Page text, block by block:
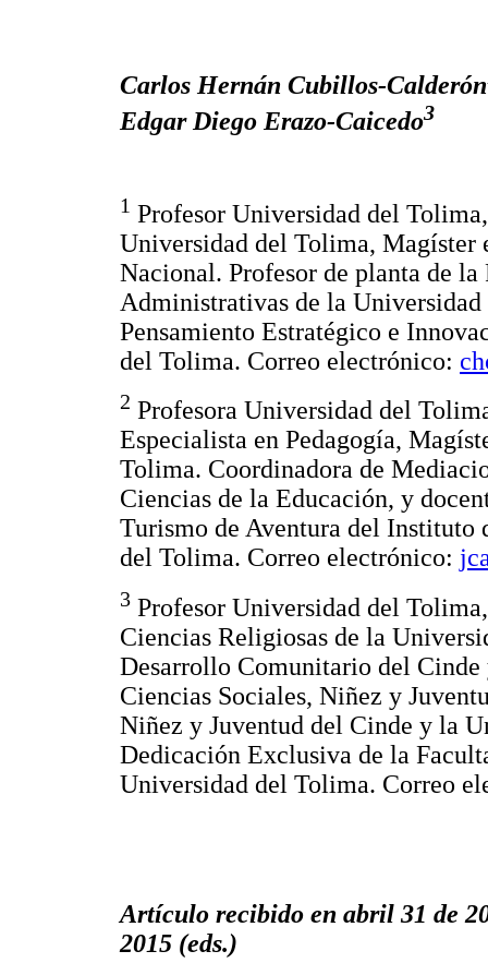
Carlos Hernán Cubillos-Calderón
Edgar Diego Erazo-Caicedo3
1 Profesor Universidad del
Universidad del Tolima,
Nacional. Profesor de planta de
Administrativas de la
Pensamiento Estratégico e
del Tolima. Correo electrónico:
2 Profesora Universidad del
Especialista en Pedagogía,
Tolima. Coordinadora de
Ciencias de la Educación, y
Turismo de Aventura del Instituto
del Tolima. Correo electrónico:
3 Profesor Universidad del
Ciencias Religiosas de la
Desarrollo Comunitario del
Ciencias Sociales, Niñez y
Niñez y Juventud del Cinde y la
Dedicación Exclusiva de la
Universidad del Tolima. Correo
Artículo recibido en abril 31 de
2015 (eds.)